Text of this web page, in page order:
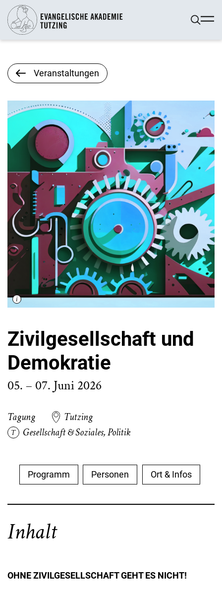
Veranstaltungen
Zivilgesellschaft und
Demokratie
05. – 07. Juni 2026
Tagung
Tutzing
Gesellschaft & Soziales,Politik
Programm Personen Ort & Infos
Inhalt
OHNE ZIVILGESELLSCHAFT GEHT ES NICHT!